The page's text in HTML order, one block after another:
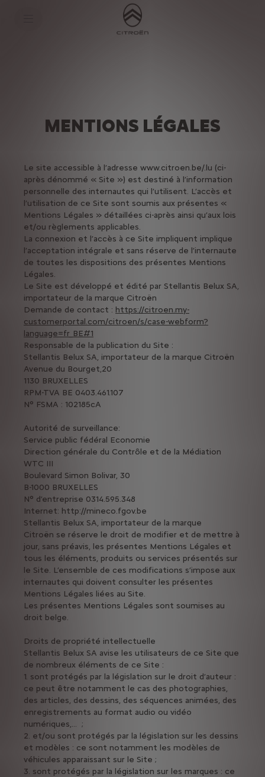
MENTIONS LÉGALES
Le site accessible à l’adresse www.citroen.be/.lu (ci-
après dénommé « Site ») est destiné à l’information
personnelle des internautes qui l’utilisent. L’accès et
l’utilisation de ce Site sont soumis aux présentes «
Mentions Légales » détaillées ci-après ainsi qu’aux lois
et/ou règlements applicables.
La connexion et l’accès à ce Site impliquent implique
l’acceptation intégrale et sans réserve de l’internaute
de toutes les dispositions des présentes Mentions
Légales.
Le Site est développé et édité par Stellantis Belux SA,
importateur de la marque Citroën
Demande de contact : https://citroen.my-
customerportal.com/citroen/s/case-webform?
language=fr_BE#1
Responsable de la publication du Site :
Stellantis Belux SA, importateur de la marque Citroën
Avenue du Bourget,20
1130 BRUXELLES
RPM-TVA BE 0403.461.107
N° FSMA : 102185cA
Autorité de surveillance:
Service public fédéral Economie
Direction générale du Contrôle et de la Médiation
WTC III
Boulevard Simon Bolivar, 30
B-1000 BRUXELLES
N° d’entreprise 0314.595.348
Internet: http://mineco.fgov.be
Stellantis Belux SA, importateur de la marque
Citroën se réserve le droit de modifier et de mettre à
jour, sans préavis, les présentes Mentions Légales et
tous les éléments, produits ou services présentés sur
le Site. L’ensemble de ces modifications s’impose aux
internautes qui doivent consulter les présentes
Mentions Légales liées au Site.
Les présentes Mentions Légales sont soumises au
droit belge.
Droits de propriété intellectuelle
Stellantis Belux SA avise les utilisateurs de ce Site que
de nombreux éléments de ce Site :
1. sont protégés par la législation sur le droit d’auteur :
ce peut être notamment le cas des photographies,
des articles, des dessins, des séquences animées, des
enregistrements au format audio ou vidéo
numériques,... ;
2. et/ou sont protégés par la législation sur les dessins
et modèles : ce sont notamment les modèles de
véhicules apparaissant sur le Site ;
3. sont protégés par la législation sur les marques : ce